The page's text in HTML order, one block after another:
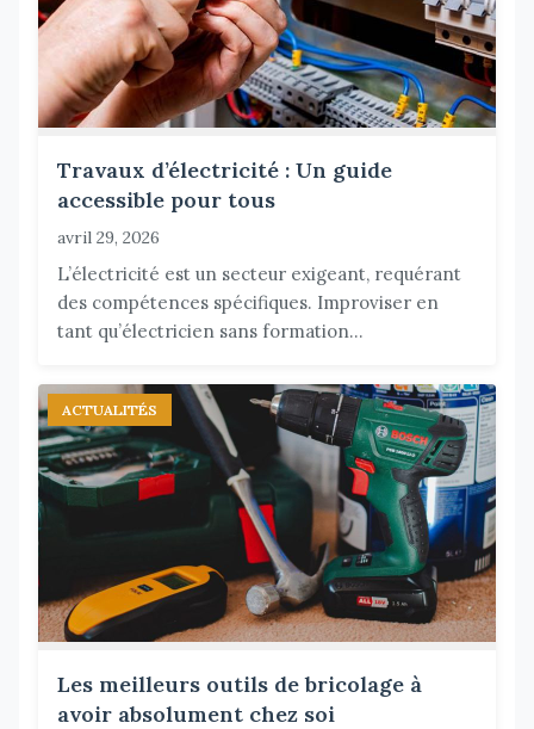
Travaux d’électricité : Un guide
accessible pour tous
avril 29, 2026
L’électricité est un secteur exigeant, requérant
des compétences spécifiques. Improviser en
tant qu’électricien sans formation...
ACTUALITÉS
Les meilleurs outils de bricolage à
avoir absolument chez soi